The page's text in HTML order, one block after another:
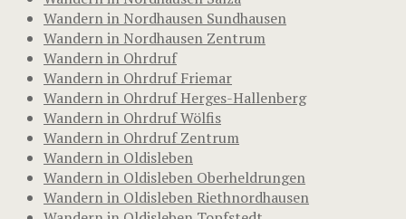
Wandern in Nordhausen Sundhausen
Wandern in Nordhausen Zentrum
Wandern in Ohrdruf
Wandern in Ohrdruf Friemar
Wandern in Ohrdruf Herges-Hallenberg
Wandern in Ohrdruf Wölfis
Wandern in Ohrdruf Zentrum
Wandern in Oldisleben
Wandern in Oldisleben Oberheldrungen
Wandern in Oldisleben Riethnordhausen